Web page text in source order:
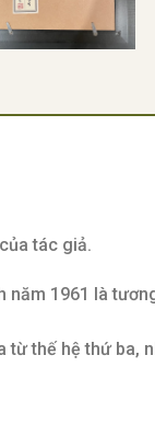
tác giả.
năm 1961 là
từ thế hệ thứ